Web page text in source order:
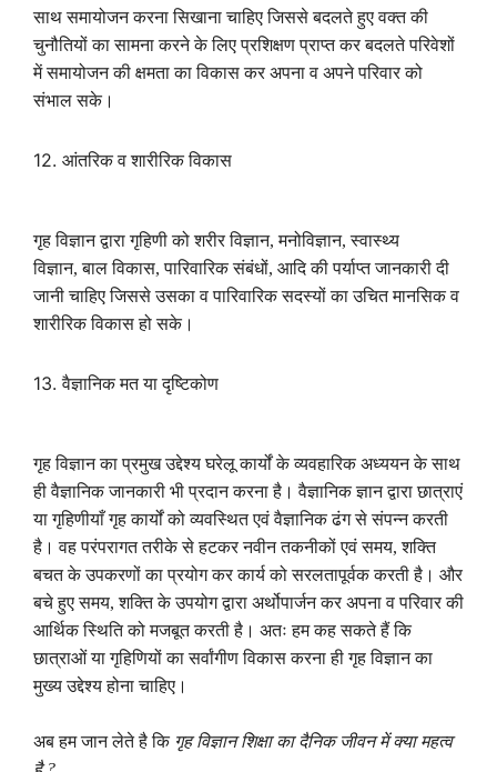
साथ समायोजन करना सिखाना चाहिए जिससे बदलते हुए वक्त की
चुनौतियों का सामना करने के लिए प्रशिक्षण प्राप्त कर बदलते परिवेशों
में समायोजन की क्षमता का विकास कर अपना व अपने परिवार को
संभाल सके।
12. आंतरिक व शारीरिक विकास
गृह विज्ञान द्वारा गृहिणी को शरीर विज्ञान,मनोविज्ञान,स्वास्थ्य
विज्ञान,बाल विकास,पारिवारिक संबंधों, आदि की पर्याप्त जानकारी दी
जानी चाहिए जिससे उसका व पारिवारिक सदस्यों का उचित मानसिक व
शारीरिक विकास हो सके।
13.वैज्ञानिक मत या दृष्टिकोण
गृह विज्ञान का प्रमुख उद्देश्य घरेलू कार्यों के व्यवहारिक अध्ययन के साथ
ही वैज्ञानिक जानकारी भी प्रदान करना है। वैज्ञानिक ज्ञान द्वारा छात्राएं
या गृहिणीयाँ गृह कार्यों को व्यवस्थित एवं वैज्ञानिक ढंग से संपन्न करती
है। वह परंपरागत तरीके से हटकर नवीन तकनीकों एवं समय,शक्ति
बचत के उपकरणों का प्रयोग कर कार्य को सरलतापूर्वक करती है। और
बचे हुए समय,शक्ति के उपयोग द्वारा अर्थोपार्जन कर अपना व परिवार की
आर्थिक स्थिति को मजबूत करती है। अतः हम कह सकते हैं कि
छात्राओं या गृहिणियों का सर्वांगीण विकास करना ही गृह विज्ञान का
मुख्य उद्देश्य होना चाहिए।
अब हम जान लेते है कि गृह विज्ञान शिक्षा का दैनिक जीवन में क्या महत्व